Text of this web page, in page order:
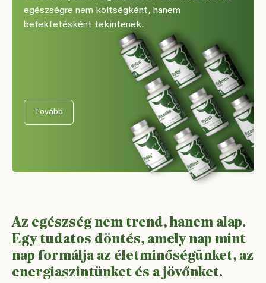
egészségre nem költségként, hanem
befektetésként tekintenek.
Tovább
Az egészség nem trend, hanem alap.
Egy tudatos döntés, amely nap mint
nap formálja az életminőségünket, az
energiaszintünket és a jövőnket.